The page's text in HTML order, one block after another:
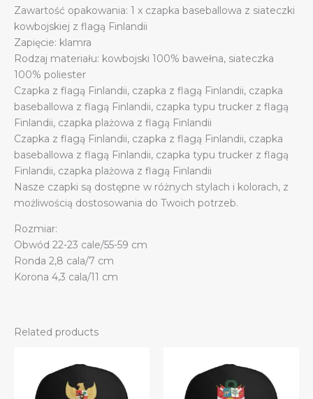
quantity
Zawartość opakowania: 1 x czapka baseballowa z siateczki
kowbojskiej z flagą Finlandii
Zapięcie: klamra
Rodzaj materiału: kowbojski 100% bawełna, siateczka
100% poliester
Czapka z flagą Finlandii, czapka z flagą Finlandii, czapka
baseballowa z flagą Finlandii, czapka typu trucker z flagą
Finlandii, czapka plażowa z flagą Finlandii
Czapka z flagą Finlandii, czapka z flagą Finlandii, czapka
baseballowa z flagą Finlandii, czapka typu trucker z flagą
Finlandii, czapka plażowa z flagą Finlandii
Nasze czapki są dostępne w różnych stylach i kolorach, z
możliwością dostosowania do Twoich potrzeb.
Rozmiar:
Obwód 22-23 cale/55-59 cm
Ronda 2,8 cala/7 cm
Korona 4,3 cala/11 cm
Related products